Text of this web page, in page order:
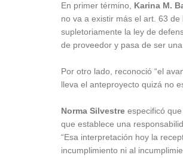
En primer término, Karina M.
no va a existir más el art. 63
supletoriamente la ley de
de proveedor y pasa de ser
Por otro lado, reconoció “el
lleva el anteproyecto quizá no
Norma Silvestre especificó
que establece una
“Esa interpretación hoy la
incumplimiento ni al